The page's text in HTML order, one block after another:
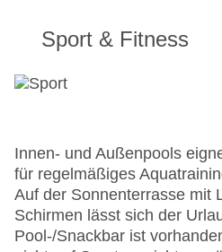
Sport & Fitness
Innen- und Außenpools
für regelmäßiges
Auf der Sonnenterrasse mit
Schirmen lässt sich der
Pool-/Snackbar ist